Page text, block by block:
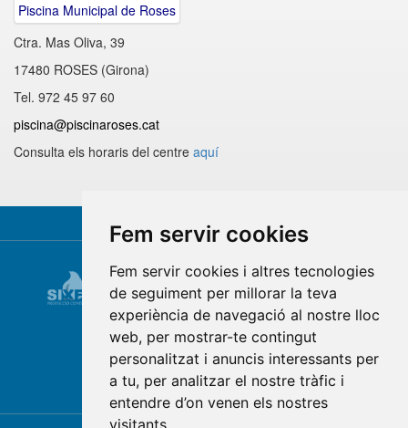
Fem servir cookies
Fem servir cookies i altres tecnologies
de seguiment per millorar la teva
experiència de navegació al nostre lloc
web, per mostrar-te contingut
personalitzat i anuncis interessants per
a tu, per analitzar el nostre tràfic i
entendre d’on venen els nostres
visitants.
Piscina Municipal de Roses
Ctra. Mas Oliva, 39
17480 ROSES (Girona)
Tel. 972 45 97 60
piscina@piscinaroses.cat
Consulta els horaris del centre aquí